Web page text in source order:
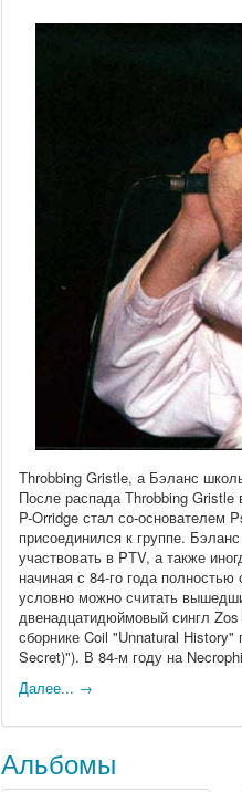
Throbbing Gristle, а Бэланс
После распада Throbbing
P-Orridge стал со-основателем
присоединился к группе.
участвовать в PTV, а также
начиная с 84-го года
условно можно считать
двенадцатидюймовый сингл
сборнике Coil "Unnatural
Secret)"). В 84-м году на
Далее... →
Альбомы